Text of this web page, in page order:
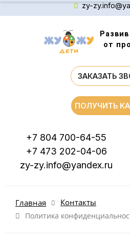
zy-
от
ЗАКАЗАТЬ
+7 804 700-64-55
+7 473 202-04-06
zy-zy.info@yandex.ru
ПОЛУЧИТЬ
Главная Контакты
Политика